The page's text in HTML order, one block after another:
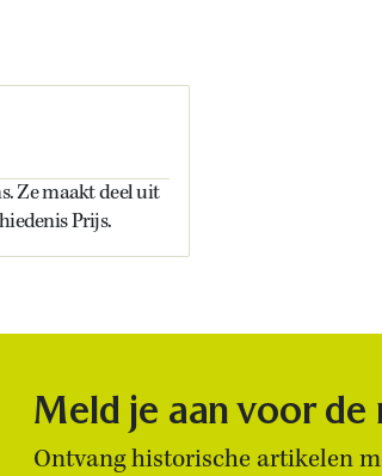
Ze maakt deel uit
Prijs.
Meld je aan voor
Ontvang historische artikelen